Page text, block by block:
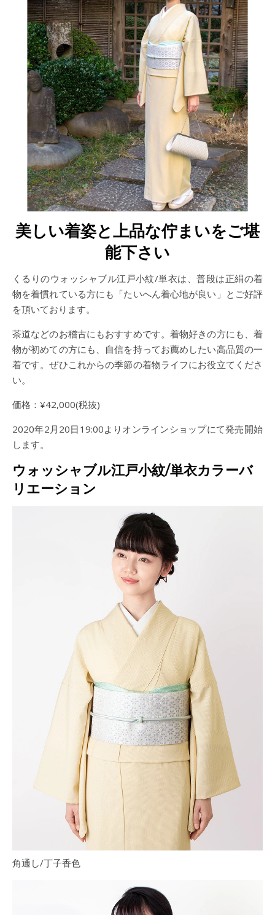
美しい着姿と上品な佇まいをご堪
能下さい
くるりのウォッシャブル江戸小紋/単衣は、普段は正絹の着
物を着慣れている方にも「たいへん着心地が良い」とご好評
を頂いております。
茶道などのお稽古にもおすすめです。着物好きの方にも、着
物が初めての方にも、自信を持ってお薦めしたい高品質の一
着です。ぜひこれからの季節の着物ライフにお役立てくださ
い。
価格：¥42,000(税抜)
2020年2月20日19:00よりオンラインショップにて発売開始
します。
ウォッシャブル江戸小紋/単衣カラーバ
リエーション
角通し/丁子香色